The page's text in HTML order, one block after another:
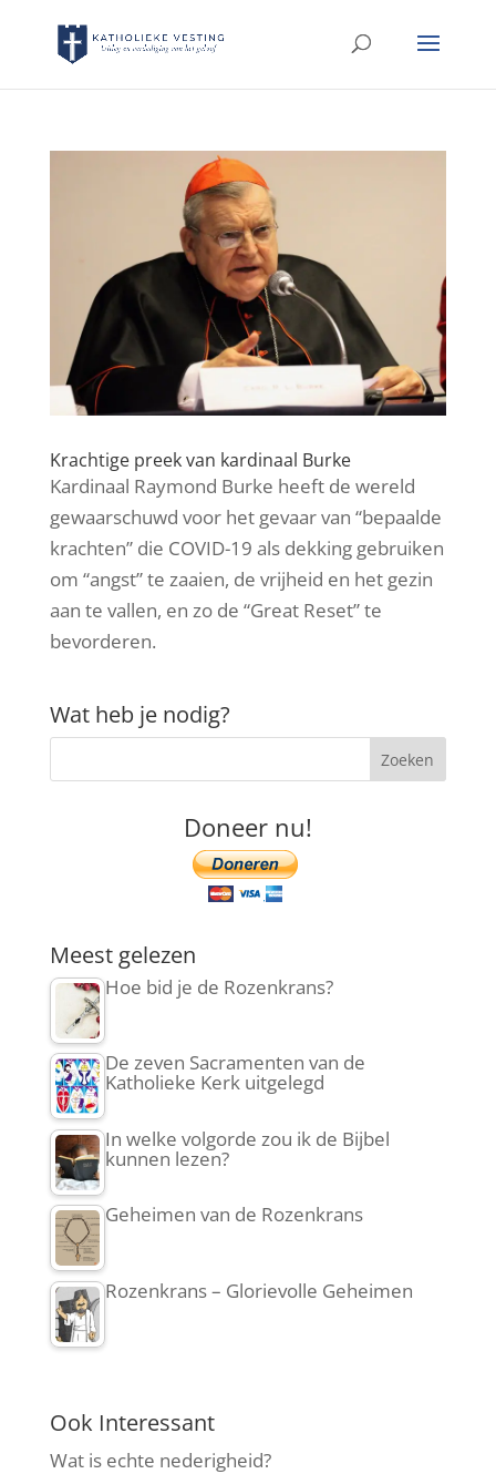
Krachtige preek van kardinaal Burke
Kardinaal Raymond Burke heeft de wereld
gewaarschuwd voor het gevaar van “bepaalde
krachten” die COVID-19 als dekking gebruiken
om “angst” te zaaien, de vrijheid en het gezin
aan te vallen, en zo de “Great Reset” te
bevorderen.
Wat heb je nodig?
Doneer nu!
Meest gelezen
Hoe bid je de Rozenkrans?
De zeven Sacramenten van de
Katholieke Kerk uitgelegd
In welke volgorde zou ik de Bijbel
kunnen lezen?
Geheimen van de Rozenkrans
Rozenkrans – Glorievolle Geheimen
Ook Interessant
Wat is echte nederigheid?